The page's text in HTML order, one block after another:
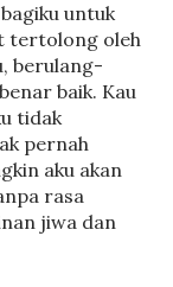
untuk
tertolong oleh
berulang-
baik. Kau
tidak
pernah
aku akan
rasa
jiwa dan